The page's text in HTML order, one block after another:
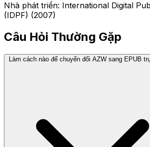
Nhà phát triển: International Digital
(IDPF) (2007)
Câu Hỏi Thường Gặp
Làm cách nào để chuyển đổi AZW sang EPUB